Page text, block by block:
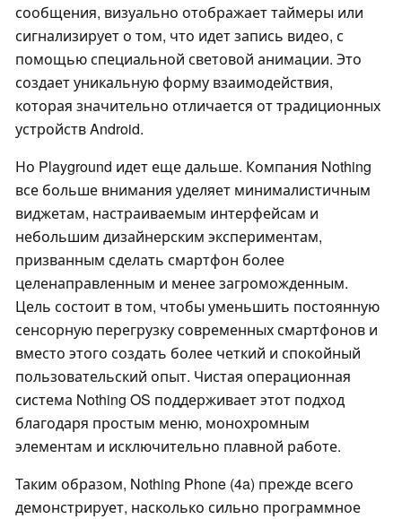
сообщения, визуально отображает таймеры или
сигнализирует о том, что идет запись видео, с
помощью специальной световой анимации. Это
создает уникальную форму взаимодействия,
которая значительно отличается от традиционных
устройств Android.
Но Playground идет еще дальше. Компания Nothing
все больше внимания уделяет минималистичным
виджетам, настраиваемым интерфейсам и
небольшим дизайнерским экспериментам,
призванным сделать смартфон более
целенаправленным и менее загроможденным.
Цель состоит в том, чтобы уменьшить постоянную
сенсорную перегрузку современных смартфонов и
вместо этого создать более четкий и спокойный
пользовательский опыт. Чистая операционная
система Nothing OS поддерживает этот подход
благодаря простым меню, монохромным
элементам и исключительно плавной работе.
Таким образом, Nothing Phone (4a) прежде всего
демонстрирует, насколько сильно программное